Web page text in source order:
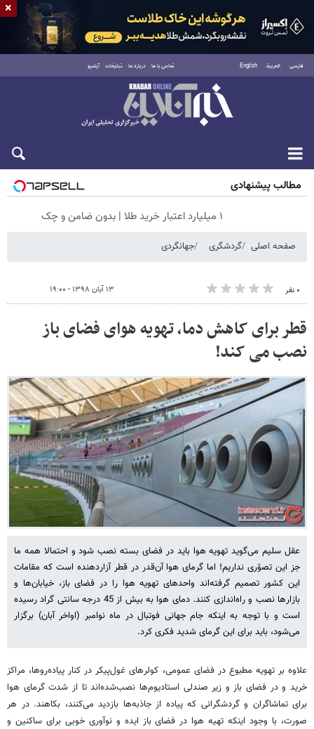
فارسی العربية English تماس با ما درباره ما تبلیغات آرشیو
شنبه ۱۷ مرداد ۱۴۰۵
مطالب پیشنهادی
۱ میلیارد اعتبار خرید طلا | بدون ضامن و چک
صفحه اصلی گردشگری جهانگردی
۰ نفر ۱۳ آبان ۱۳۹۸ - ۱۹:۰۰
قطر برای کاهش دما، تهویه هوای فضای باز
نصب می‌ کند!
عقل سلیم می‌گوید تهویه هوا باید در فضای بسته نصب شود و احتمالا همه ما
جز این تصوّری نداریم! اما گرمای هوا آن‌قدر در قطر آزاردهنده است که مقامات
این کشور تصمیم گرفته‌اند واحدهای تهویه هوا را در فضای باز، خیابان‌ها و
بازارها نصب و راه‌اندازی کنند. دمای هوا به بیش از 45 درجه سانتی گراد رسیده
است و با توجه به اینکه جام جهانی فوتبال در ماه نوامبر (اواخر آبان) برگزار
می‌شود، باید برای این گرمای شدید فکری کرد.
علاوه بر تهویه مطبوع در فضای عمومی، کولرهای غول‌پیکر در کنار پیاده‌روها، مراکز
خرید و در فضای باز و زیر صندلی استادیوم‌ها نصب‌شده‌اند تا از شدت گرمای هوا
برای تماشاگران و گردشگرانی که پیاده از جاذبه‌ها بازدید می‌کنند، بکاهند. در هر
صورت، با وجود اینکه تهیه هوا در فضای باز ایده و نوآوری خوبی برای ساکنین و
×